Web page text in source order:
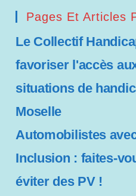
Pages Et Articles
Le Collectif
favoriser l'accès
situations de
Moselle
Automobilistes
Inclusion : faites-
éviter des PV !